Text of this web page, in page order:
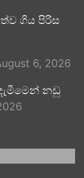
ගිය පිරිස
6, 2026
නඩු